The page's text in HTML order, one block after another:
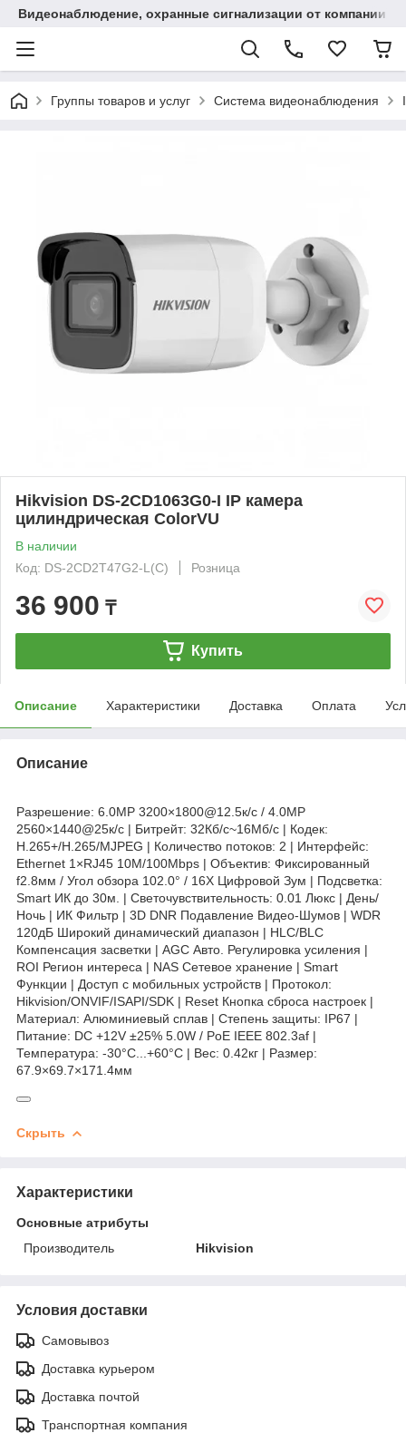
Видеонаблюдение, охранные сигнализации от компании
Группы товаров и услуг Система видеонаблюдения
Hikvision DS-2CD1063G0-I IP камера
цилиндрическая ColorVU
В наличии
Код: DS-2CD2T47G2-L(C)
Розница
36 900 ₸
Купить
Описание Характеристики Доставка Оплата
Описание
Разрешение: 6.0МР 3200×1800@12.5к/с / 4.0MP
2560×1440@25к/с | Битрейт: 32Кб/с~16Мб/с | Кодек:
H.265+/H.265/MJPEG | Количество потоков: 2 | Интерфейс:
Ethernet 1×RJ45 10M/100Mbps | Объектив: Фиксированный
f2.8мм / Угол обзора 102.0° / 16X Цифровой Зум | Подсветка:
Smart ИК до 30м. | Светочувствительность: 0.01 Люкс | День/
Ночь | ИК Фильтр | 3D DNR Подавление Видео-Шумов | WDR
120дБ Широкий динамический диапазон | HLC/BLC
Компенсация засветки | AGC Авто. Регулировка усиления |
ROI Регион интереса | NAS Сетевое хранение | Smart
Функции | Доступ с мобильных устройств | Протокол:
Hikvision/ONVIF/ISAPI/SDK | Reset Кнопка сброса настроек |
Материал: Алюминиевый сплав | Степень защиты: IP67 |
Питание: DC +12V ±25% 5.0W / PoE IEEE 802.3af |
Температура: -30°C...+60°C | Вес: 0.42кг | Размер:
67.9×69.7×171.4мм
Скрыть
Характеристики
Основные атрибуты
Производитель
Hikvision
Условия доставки
Самовывоз
Доставка курьером
Доставка почтой
Транспортная компания